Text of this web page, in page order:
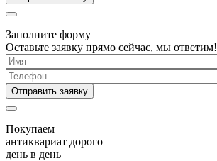
Заполните форму
Оставьте заявку прямо сейчас, мы ответим!
Покупаем
антиквариат дорого
день в день